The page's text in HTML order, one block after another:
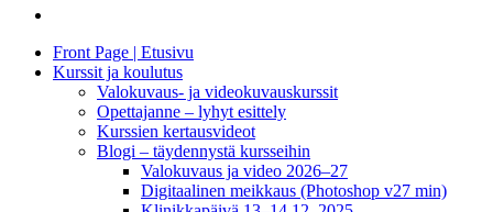
Close
Menu
Front Page | Etusivu
Kurssit ja koulutus
Valokuvaus- ja videokuvauskurssit
Opettajanne – lyhyt esittely
Kurssien kertausvideot
Blogi – täydennystä kursseihin
Valokuvaus ja video 2026–27
Digitaalinen meikkaus (Photoshop v27 min)